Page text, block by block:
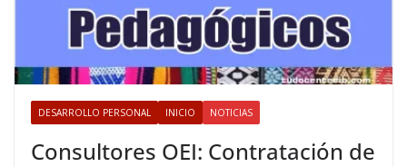
DESARROLLO PERSONAL INICIO NOTICIAS
Consultores OEI: Contratación de